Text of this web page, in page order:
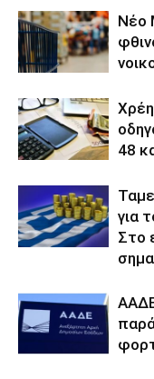
Νέο
48
για
Στο